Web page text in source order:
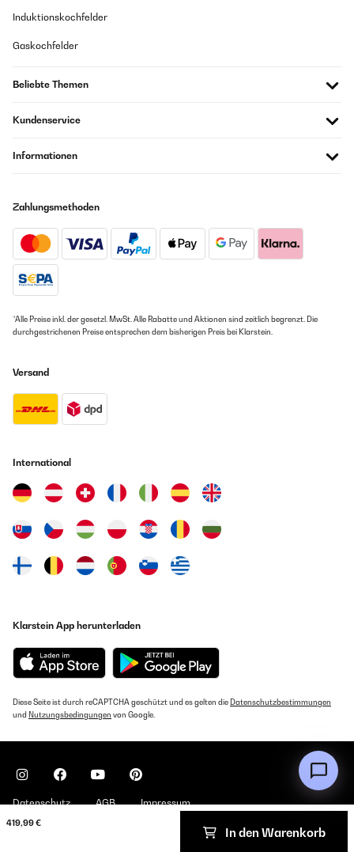
419,99 €
In den Warenkorb
Induktionskochfelder
Gaskochfelder
Beliebte Themen
Kundenservice
Informationen
Zahlungsmethoden
*Alle Preise inkl. der gesetzl. MwSt. Alle Rabatte und Aktionen sind zeitlich begrenzt. Die
durchgestrichenen Preise entsprechen dem bisherigen Preis bei Klarstein.
Versand
International
Klarstein App herunterladen
Diese Seite ist durch reCAPTCHA geschützt und es gelten die Datenschutzbestimmungen
und Nutzungsbedingungen von Google.
Datenschutz AGB Impressum
Copyright © 2026 Klarstein. All rights reserved